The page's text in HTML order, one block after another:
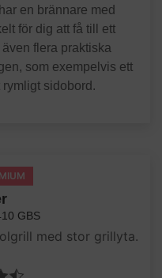
en brännare med
för dig att få till ett
flera praktiska
som exempelvis ett
sidobord.
GBS
med stor grillyta.